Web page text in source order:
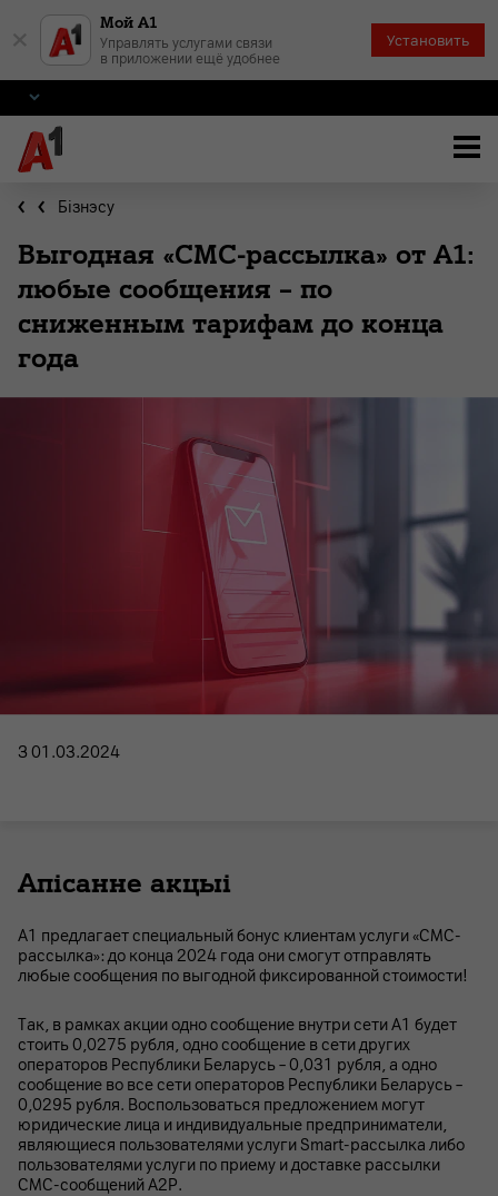
Мой А1
Управлять услугами связи
в приложении ещё удобнее
Установить
Бiзнэсу
Выгодная «СМС-рассылка» от А1:
любые сообщения – по
сниженным тарифам до конца
года
З 01.03.2024
Апісанне акцыі
А1 предлагает специальный бонус клиентам услуги «СМС-
рассылка»: до конца 2024 года они смогут отправлять
любые сообщения по выгодной фиксированной стоимости!
Так, в рамках акции одно сообщение внутри сети А1 будет
стоить 0,0275 рубля, одно сообщение в сети других
операторов Республики Беларусь – 0,031 рубля, а одно
сообщение во все сети операторов Республики Беларусь –
0,0295 рубля. Воспользоваться предложением могут
юридические лица и индивидуальные предприниматели,
являющиеся пользователями услуги Smart-рассылка либо
пользователями услуги по приему и доставке рассылки
СМС-сообщений А2Р.